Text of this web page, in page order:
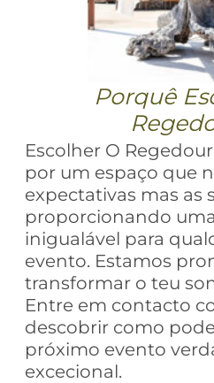
Porquê
Escolher O
por um espaço que
expectativas mas as
proporcionando
inigualável para
evento. Estamos
transformar o teu
Entre em contacto
descobrir como
próximo evento
excecional.